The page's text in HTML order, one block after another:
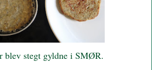
blev stegt gyldne i SMØR.